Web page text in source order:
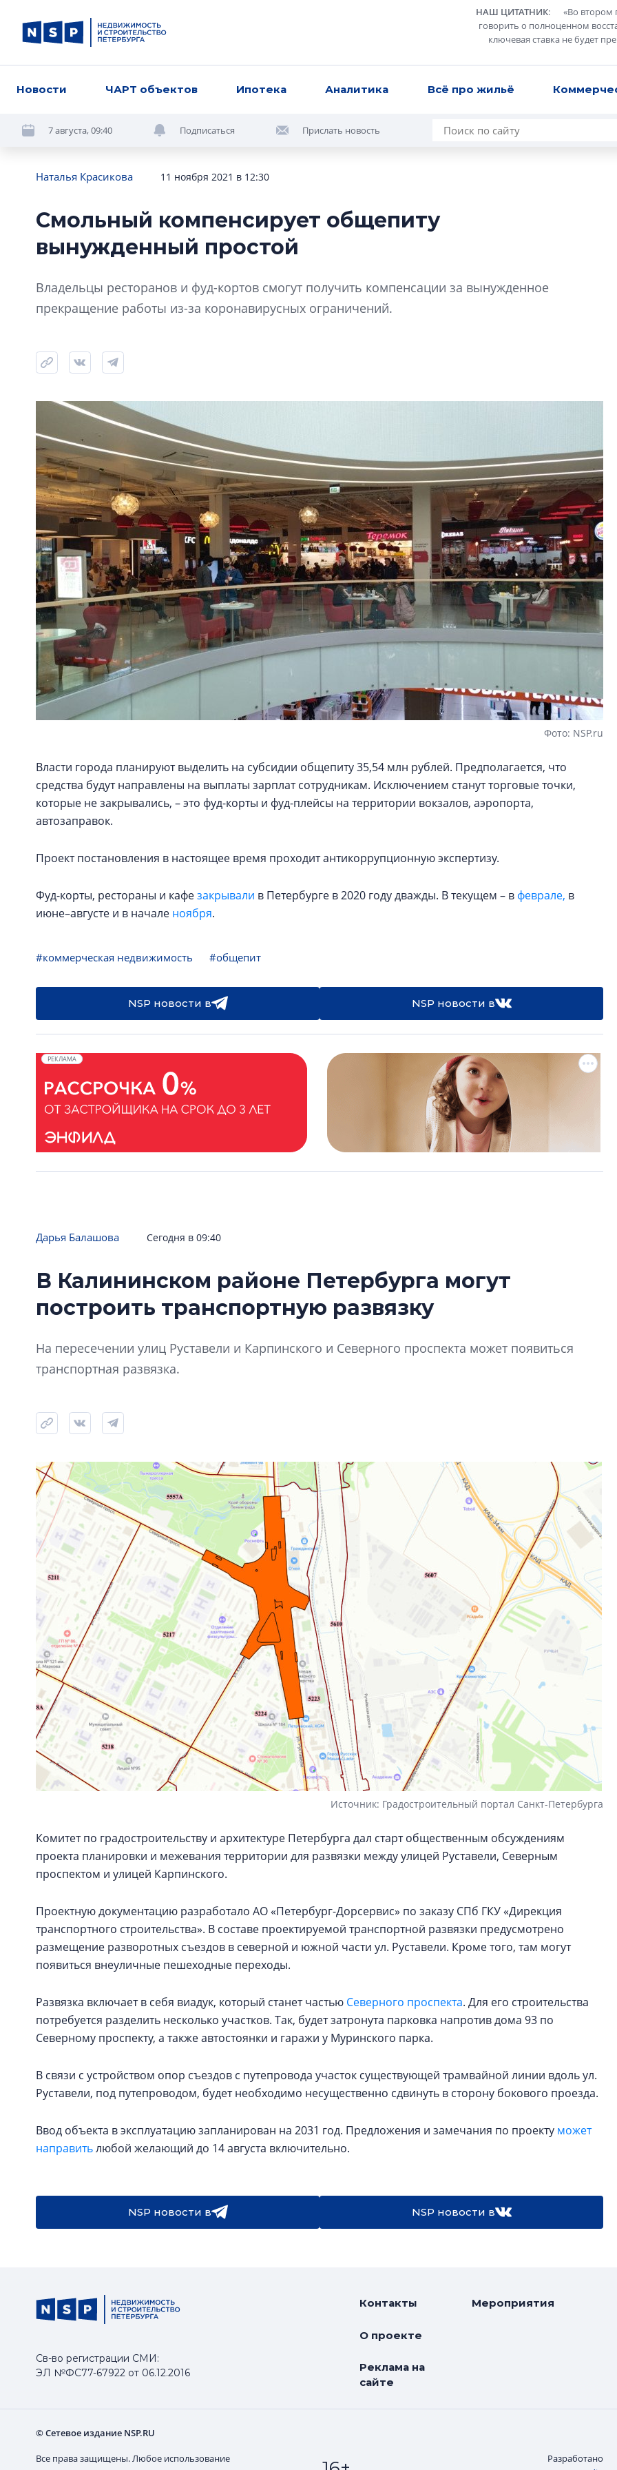
НАШ ЦИТАТНИК: «Во втором
говорить о полноценном
ключевая ставка не будет
Новости ЧАРТ объектов Ипотека Аналитика Всё про жильё
7 августа, 09:40 Подписаться Прислать новость
Наталья Красикова 11 ноября 2021 в 12:30
Смольный компенсирует общепиту
вынужденный простой
Владельцы ресторанов и фуд-кортов смогут получить компенсации за вынужденное
прекращение работы из-за коронавирусных ограничений.
Фото: NSP.ru
Власти города планируют выделить на субсидии общепиту 35,54 млн рублей. Предполагается, что
средства будут направлены на выплаты зарплат сотрудникам. Исключением станут торговые точки,
которые не закрывались, – это фуд-корты и фуд-плейсы на территории вокзалов, аэропорта,
автозаправок.
Проект постановления в настоящее время проходит антикоррупционную экспертизу.
Фуд-корты, рестораны и кафезакрывали в Петербурге в 2020 году дважды. В текущем – в феврале, в
июне–августе и в начале ноября.
#коммерческая недвижимость #общепит
NSP новости в NSP новости в
РЕКЛАМА
Девелопер
уровню сервиса,
КЕЙПОРТ
Дарья Балашова Сегодня в 09:40
В Калининском районе Петербурга могут
построить транспортную развязку
На пересечении улиц Руставели и Карпинского и Северного проспекта может появиться
транспортная развязка.
Источник: Градостроительный портал Санкт-Петербурга
Комитет по градостроительству и архитектуре Петербурга дал старт общественным обсуждениям
проекта планировки и межевания территории для развязки между улицей Руставели, Северным
проспектом и улицей Карпинского.
Проектную документацию разработало АО «Петербург-Дорсервис» по заказу СПб ГКУ «Дирекция
транспортного строительства». В составе проектируемой транспортной развязки предусмотрено
размещение разворотных съездов в северной и южной части ул. Руставели. Кроме того, там могут
появиться внеуличные пешеходные переходы.
Развязка включает в себя виадук, который станет частью Северного проспекта. Для его строительства
потребуется разделить несколько участков. Так, будет затронута парковка напротив дома 93 по
Северному проспекту, а также автостоянки и гаражи у Муринского парка.
В связи с устройством опор съездов с путепровода участок существующей трамвайной линии вдоль ул.
Руставели, под путепроводом, будет необходимо несущественно сдвинуть в сторону бокового проезда.
Ввод объекта в эксплуатацию запланирован на 2031 год. Предложения и замечания по проекту может
направитьлюбой желающий до 14 августа включительно.
NSP новости в NSP новости в
Девелопер
Конкуренцию
апарты, которые
приблизятся к
уровню сервиса,
КЕЙПОРТ
Св-во регистрации СМИ:
ЭЛ №ФС77-67922 от 06.12.2016
Контакты
О проекте
Реклама на
сайте
Мероприятия
© Сетевое издание NSP.RU
Все права защищены. Любое использование
Разработано